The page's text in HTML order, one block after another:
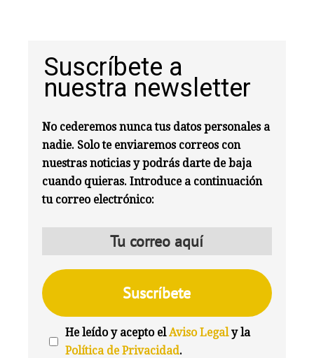
Suscríbete a
nuestra newsletter
No cederemos nunca tus datos personales a
nadie. Solo te enviaremos correos con
nuestras noticias y podrás darte de baja
cuando quieras. Introduce a continuación
tu correo electrónico:
He leído y acepto elAviso Legaly la
Política de Privacidad.